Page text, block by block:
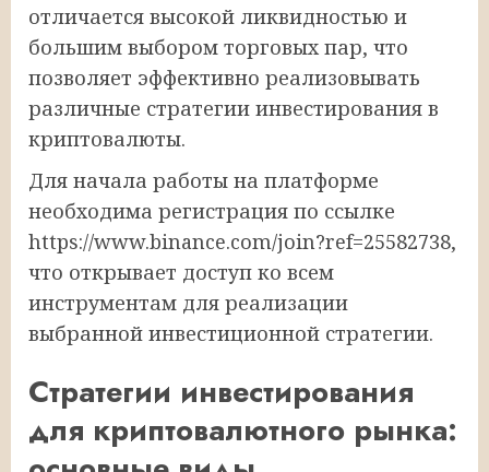
отличается высокой ликвидностью и
большим выбором торговых пар, что
позволяет эффективно реализовывать
различные стратегии инвестирования в
криптовалюты.
Для начала работы на платформе
необходима регистрация по ссылке
https://www.binance.com/join?ref=25582738,
что открывает доступ ко всем
инструментам для реализации
выбранной инвестиционной стратегии.
Стратегии инвестирования
для криптовалютного рынка: